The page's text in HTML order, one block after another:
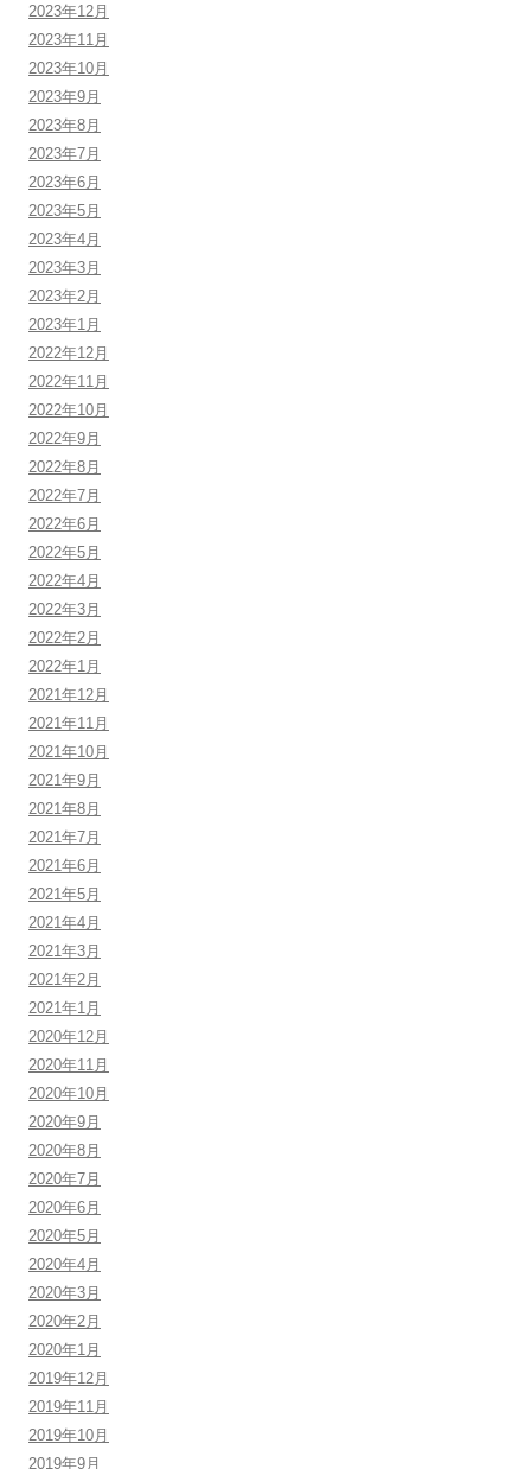
2023年12月
2023年11月
2023年10月
2023年9月
2023年8月
2023年7月
2023年6月
2023年5月
2023年4月
2023年3月
2023年2月
2023年1月
2022年12月
2022年11月
2022年10月
2022年9月
2022年8月
2022年7月
2022年6月
2022年5月
2022年4月
2022年3月
2022年2月
2022年1月
2021年12月
2021年11月
2021年10月
2021年9月
2021年8月
2021年7月
2021年6月
2021年5月
2021年4月
2021年3月
2021年2月
2021年1月
2020年12月
2020年11月
2020年10月
2020年9月
2020年8月
2020年7月
2020年6月
2020年5月
2020年4月
2020年3月
2020年2月
2020年1月
2019年12月
2019年11月
2019年10月
2019年9月